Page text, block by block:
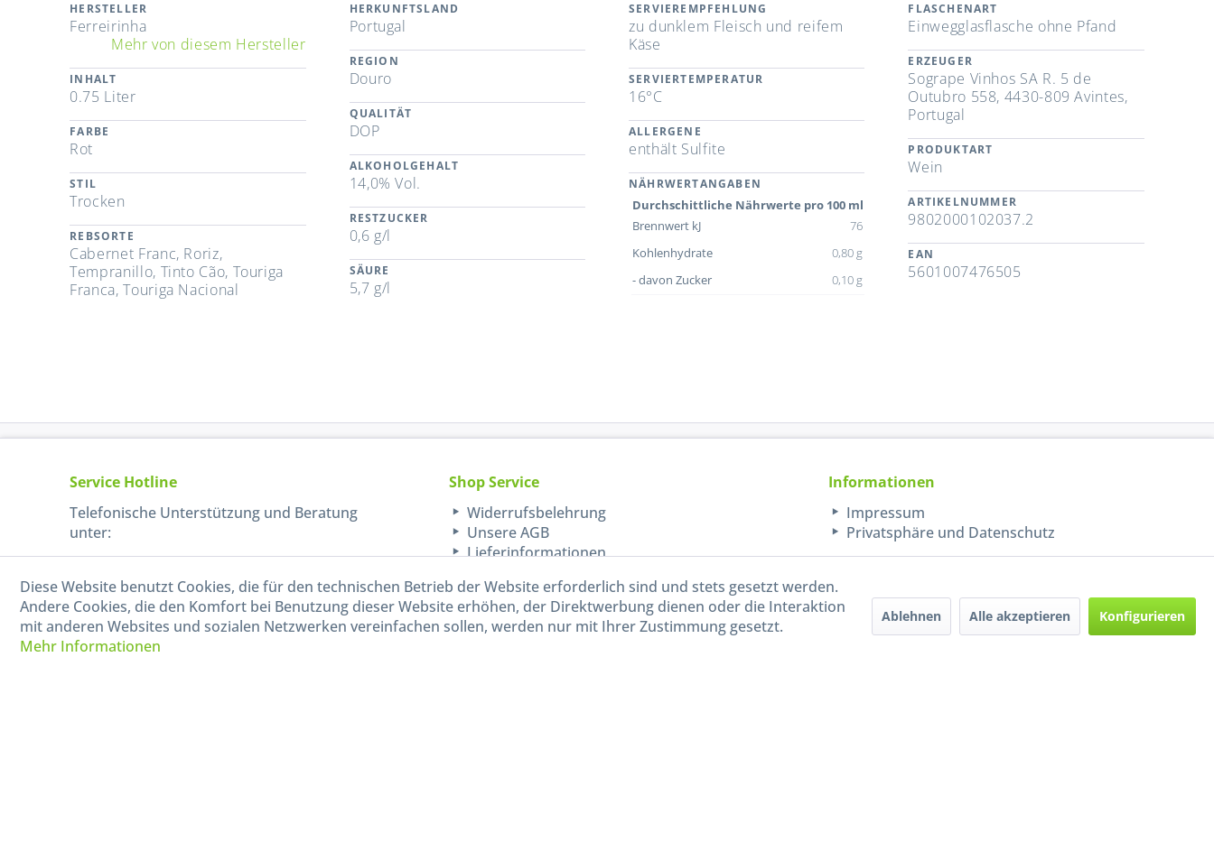
HERSTELLER
Ferreirinha
Mehr von diesem Hersteller
INHALT
0.75 Liter
FARBE
Rot
STIL
Trocken
REBSORTE
Cabernet Franc, Roriz,
Tempranillo, Tinto Cão, Touriga
Franca, Touriga Nacional
HERKUNFTSLAND
Portugal
REGION
Douro
QUALITÄT
DOP
ALKOHOLGEHALT
14,0% Vol.
RESTZUCKER
0,6 g/l
SÄURE
5,7 g/l
SERVIEREMPFEHLUNG
zu dunklem Fleisch und reifem
Käse
SERVIERTEMPERATUR
16°C
ALLERGENE
enthält Sulfite
NÄHRWERTANGABEN
Durchschittliche Nährwerte pro 100 ml
Brennwert kJ
76
Kohlenhydrate
0,80 g
- davon Zucker
0,10 g
FLASCHENART
Einwegglasflasche ohne Pfand
ERZEUGER
Sogrape Vinhos SA R. 5 de
Outubro 558, 4430-809 Avintes,
Portugal
PRODUKTART
Wein
ARTIKELNUMMER
9802000102037.2
EAN
5601007476505
Service Hotline
Telefonische Unterstützung und Beratung
unter:
040-880 99 770
Mo-Fr, 09:00 - 15:00 Uhr
Shop Service
Widerrufsbelehrung
Unsere AGB
Lieferinformationen
Informationen
Impressum
Privatsphäre und Datenschutz
Diese Website benutzt Cookies, die für den technischen Betrieb der Website erforderlich sind und stets gesetzt werden.
Andere Cookies, die den Komfort bei Benutzung dieser Website erhöhen, der Direktwerbung dienen oder die Interaktion
mit anderen Websites und sozialen Netzwerken vereinfachen sollen, werden nur mit Ihrer Zustimmung gesetzt.
Mehr Informationen
Ablehnen Alle akzeptieren Konfigurieren